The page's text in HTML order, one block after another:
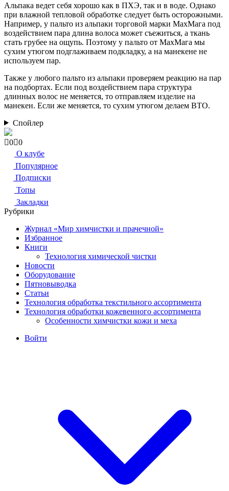
Альпака ведет себя хорошо как в ПХЭ, так и в воде. Однако
при влажной тепловой обработке следует быть осторожными.
Например, у пальто из альпаки торговой марки МахМага под
воздействием пара длина волоса может съежиться, а ткань
стать грубее на ощупь. Поэтому у пальто от МахМага мы
сухим утюгом подглаживаем подкладку, а на манекене не
используем пар.
Также у любого пальто из альпаки проверяем реакцию на пар
на подбортах. Если под воздействием пара структура
длинных волос не меняется, то отправляем изделие на
манекен. Если же меняется, то сухим утюгом делаем ВТО.
Спойлер
Голосуйте
палец
вниз.
0 Голосуйте
-
палец
вверх.
0
О клубе
Популярное
Подписки
Топы
Закладки
Рубрики
Журнал «Мир химчистки и прачечной»
Избранное
Книги
Технология химической чистки
Новости
Оборудование
Пятновыводка
Статьи
Технология обработка текстильного ассортимента
Технология обработки кожевенного ассортимента
Особенности химчистки кожи и меха
Войти